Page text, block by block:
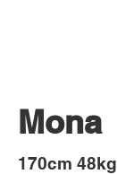
Mona
​170cm 48kg